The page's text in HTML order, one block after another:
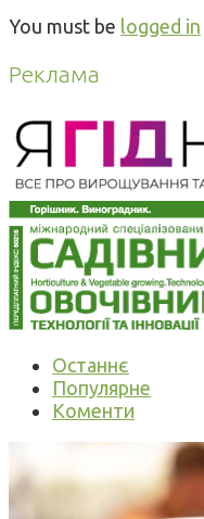
You must be logged in
Реклама
Останнє
Популярне
Коменти